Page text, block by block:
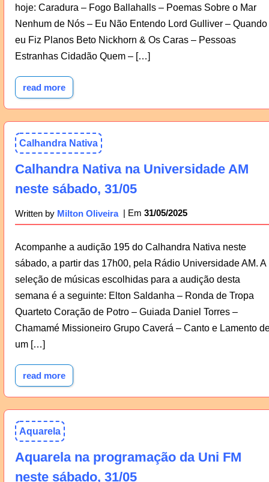
hoje: Caradura – Fogo Ballahalls – Poemas Sobre o Mar
Nenhum de Nós – Eu Não Entendo Lord Gulliver – Quando
eu Fiz Planos Beto Nickhorn & Os Caras – Pessoas
Estranhas Cidadão Quem – […]
read more
Calhandra Nativa
Calhandra Nativa na Universidade AM
neste sábado, 31/05
Written by Milton Oliveira 31/05/2025
Acompanhe a audição 195 do Calhandra Nativa neste
sábado, a partir das 17h00, pela Rádio Universidade AM. A
seleção de músicas escolhidas para a audição desta
semana é a seguinte: Elton Saldanha – Ronda de Tropa
Quarteto Coração de Potro – Guiada Daniel Torres –
Chamamé Missioneiro Grupo Caverá – Canto e Lamento
um […]
read more
Aquarela
Aquarela na programação da Uni FM
neste sábado, 31/05